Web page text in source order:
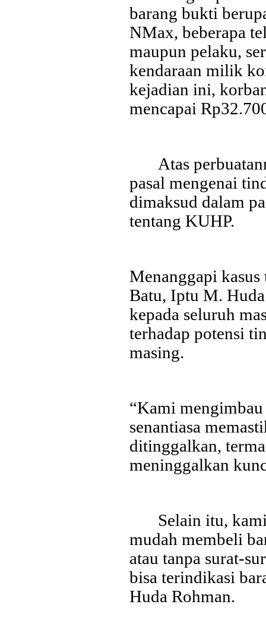
Bank Jatim Dukung Misi Dagang Dan
dukungan terhadap kegiatan Misi Dagang dan Investasi
digelar di Regal Hotel Hong Kong pada Kamis...
Perkuat Sinergi Antar BPD, Bank Jatim dan
Layanan Jasa Remitansi Kemitraan
barang bukti
NMax, beberapa
maupun pelaku,
kendaraan milik
kejadian ini,
mencapai
Atas
pasal mengenai
dimaksud dalam
tentang KUHP.
Menanggapi kasus
Batu, Iptu M.
kepada seluruh
terhadap potensi
masing.
“Kami
senantiasa
ditinggalkan,
meninggalkan
Selain itu,
mudah membeli
atau tanpa surat-
bisa terindikasi
Huda Rohman.